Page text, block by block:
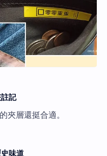
記
夾層還挺合適。
味道